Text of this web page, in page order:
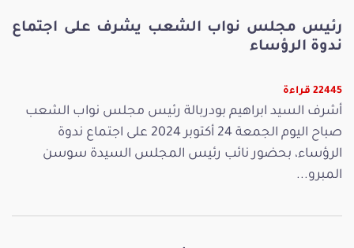
رئيس مجلس نواب الشعب يشرف على اجتماع
ندوة الرؤساء
22445 قراءة
أشرف السيد ابراهيم بودربالة رئيس مجلس نواب الشعب
صباح اليوم الجمعة 24 أكتوبر 2024 على اجتماع ندوة
الرؤساء، بحضور نائب رئيس المجلس السيدة سوسن
المبرو...